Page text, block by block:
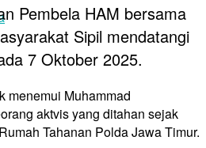
Pembela HAM bersama
Sipil mendatangi
7 Oktober 2025.
menemui Muhammad
aktvis yang ditahan sejak
Tahanan Polda Jawa Timur.